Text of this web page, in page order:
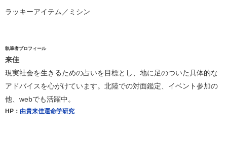
ラッキーアイテム／ミシン
執筆者プロフィール
来佳
現実社会を生きるための占いを目標とし、地に足のついた具体的な
アドバイスを心がけています。北陸での対面鑑定、イベント参加の
他、webでも活躍中。
HP： 由貴来佳運命学研究